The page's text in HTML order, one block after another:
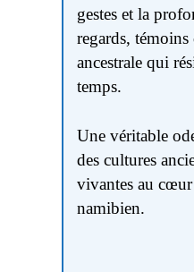
gestes et la
regards, témoins
ancestrale qui
temps.
Une véritable
des cultures
vivantes au
namibien.